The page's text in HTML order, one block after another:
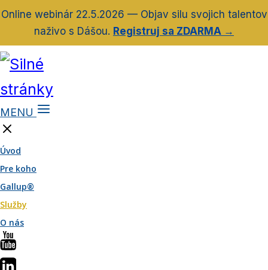
Online webinár 22.5.2026 — Objav silu svojich talentov
naživo s Dášou. Registruj sa ZDARMA →
MENU
Úvod
Pre koho
Gallup®
Služby
O nás